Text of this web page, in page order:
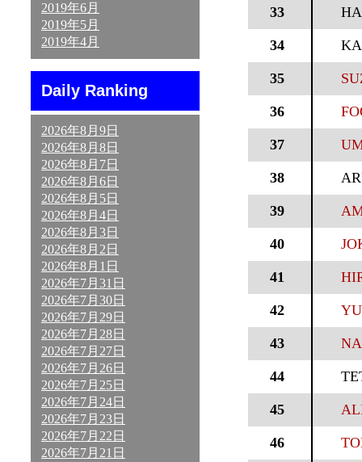
2019年6月
2019年5月
2019年4月
Daily Ranking
2026年8月9日
2026年8月8日
2026年8月7日
2026年8月6日
2026年8月5日
2026年8月4日
2026年8月3日
2026年8月2日
2026年8月1日
2026年7月31日
2026年7月30日
2026年7月29日
2026年7月28日
2026年7月27日
2026年7月26日
2026年7月25日
2026年7月24日
2026年7月23日
2026年7月22日
2026年7月21日
33
34
35
36
37
38
39
40
41
42
43
44
45
46